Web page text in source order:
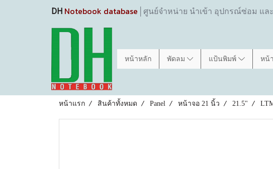
DH Notebook database │ศูนย์จำหน่าย นำเข้า อุปกรณ์ซ่อม แ
หน้าหลัก พัดลม แป้นพิมพ์ หน้
หน้าแรก สินค้าทั้งหมด Panel หน้าจอ 21 นิ้ว 21.5"